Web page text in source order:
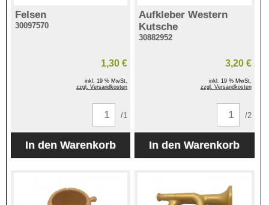
Felsen
30097570
1,30 €
inkl. 19 % MwSt.
zzgl. Versandkosten
/1
Aufkleber Western
Kutsche
30882952
3,20 €
inkl. 19 % MwSt.
zzgl. Versandkosten
/2